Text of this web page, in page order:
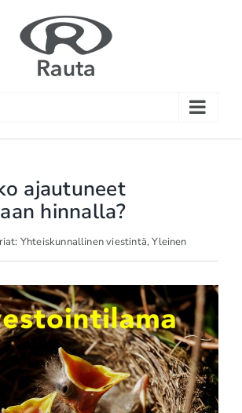
ajautuneet
hinnalla?
Yhteiskunnallinen viestintä,Yleinen